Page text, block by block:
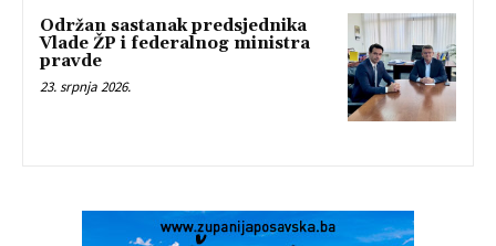
Održan sastanak predsjednika
Vlade ŽP i federalnog ministra
pravde
23. srpnja 2026.